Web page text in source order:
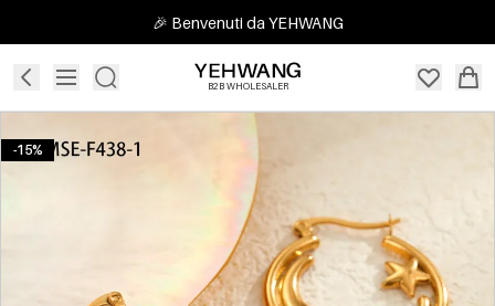
🎉 Benvenuti da YEHWANG
B2B WHOLESALER
-15%